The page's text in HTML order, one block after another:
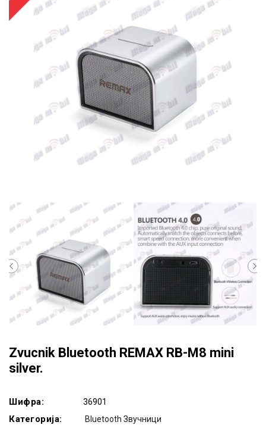
Zvucnik Bluetooth REMAX RB-M8 mini
silver.
Шифра: 36901
Категорија: Bluetooth Звучници